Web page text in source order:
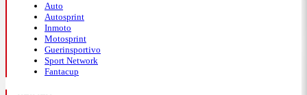
Auto
Autosprint
Inmoto
Motosprint
Guerinsportivo
Sport Network
Fantacup